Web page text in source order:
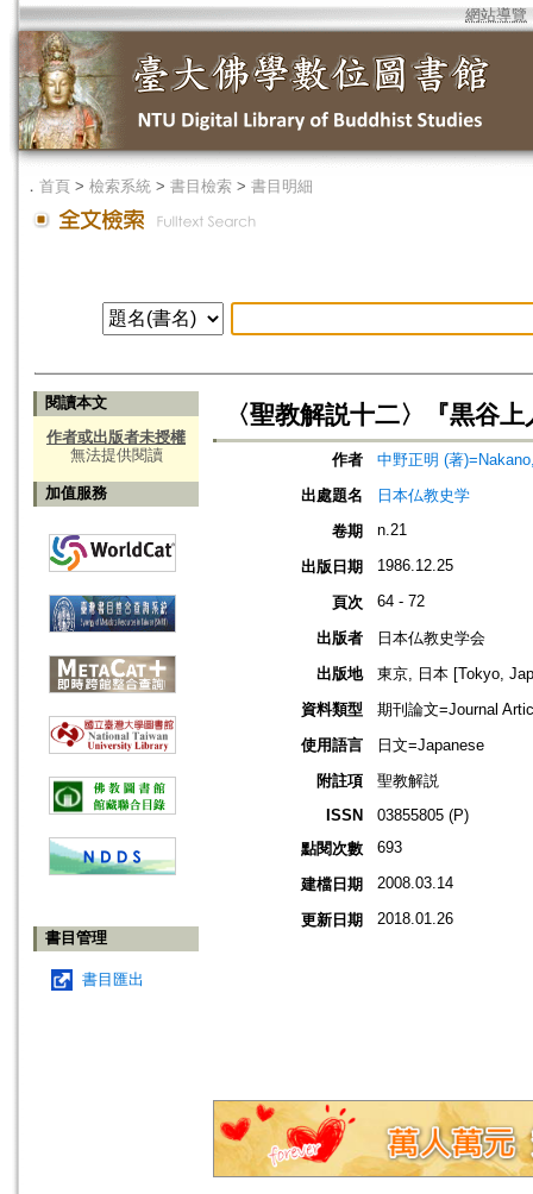
網站導覽
． 首頁 > 檢索系統 > 書目檢索 > 書目明細
閱讀本文
作者或出版者未授權
無法提供閱讀
加值服務
書目管理
書目匯出
〈聖教解説十二〉『黒谷
作者
中野正明 (著
出處題名
日本仏教史学
卷期
n.21
出版日期 1986.12.25
頁次 64 - 72
出版者
日本仏教史学会
出版地
東京, 日本 [Tokyo,
資料類型
期刊論文=Journal
使用語言
日文=Japanese
附註項
聖教解説
ISSN
03855805 (P)
點閱次數
693
建檔日期 2008.03.14
更新日期 2018.01.26